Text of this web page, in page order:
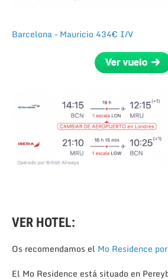
Barcelona – Mauricio 434€ I/V
VER HOTEL:
Os recomendamos el Mo Residence
El Mo Residence está situado en